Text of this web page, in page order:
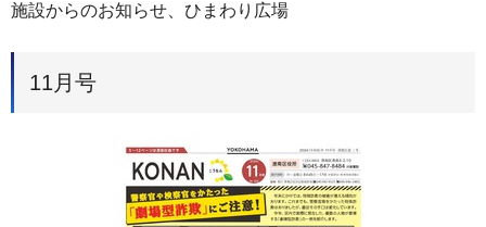
施設からのお知らせ、ひまわり広場
11月号